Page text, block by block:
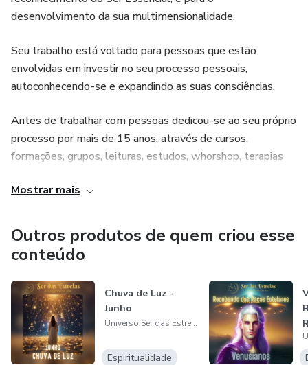
onde os Seres das Estrelas trarão seu conhecimento,
técnicas e canalizações ativando os nossos próprios
códigos e memórias estelares para a liberação das
limitações densificadas nos nossos corpos permitindo-nos
transitar para novos padrões frequenciais.
Seres das dimensões mais elevadas estarão conosco em
todas as sessões conduzindo os nossos processos
multidimensionais.
Caso não seja possível participar ao vivo, poderá fazer a
Sejam muito bem-vindos a mais um nível de expansão!
desenvolvimento da sua multimensionalidade.
Seu trabalho está voltado para pessoas que estão
envolvidas em investir no seu processo pessoais,
autoconhecendo-se e expandindo as suas consciências.
Antes de trabalhar com pessoas dedicou-se ao seu próprio
processo por mais de 15 anos, através de cursos,
formações, grupos, leituras, estudos, whorshop, terapias
ferramentas energéticas, facilitadora de algumas delas,
descobriu junto aos Seres das Estrelas o seu propósito, e
desde então dedica-se a esse projeto inteiramente.
Mostrar mais
Outros produtos de quem criou esse
conteúdo
Chuva de Luz -
Junho
Universo Ser das Estrelas. Beth Icó
Espiritualidade